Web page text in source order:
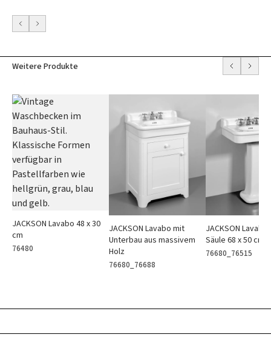
Weitere Produkte
JACKSON Lavabo 48 x 30
cm
76480
JACKSON Lavabo mit
Unterbau aus massivem
Holz
76680_76688
JACKSON
Säule 68 x 50 cm
76680_76515